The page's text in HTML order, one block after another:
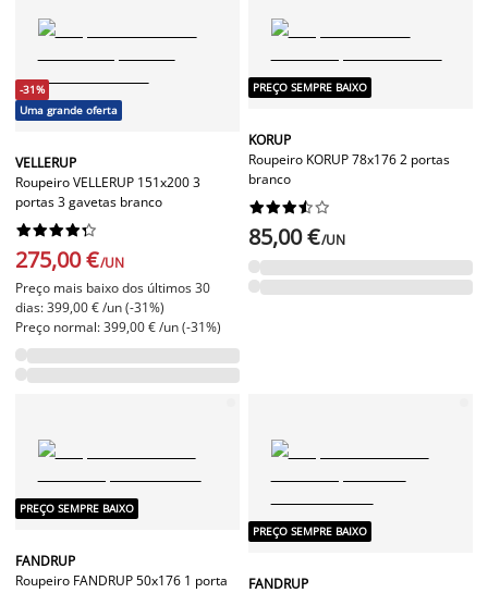
-31%
Uma grande oferta
VELLERUP
Roupeiro VELLERUP 151x200 3
portas 3 gavetas branco






275,00 €/UN
Preço mais baixo dos últimos 30
dias: 399,00 € /un (-31%)
Preço normal: 399,00 € /un (-31%)
PREÇO SEMPRE BAIXO
KORUP
Roupeiro KORUP 78x176 2 portas
branco






85,00 €/UN
PREÇO SEMPRE BAIXO
FANDRUP
Roupeiro FANDRUP 50x176 1 porta
PREÇO SEMPRE BAIXO
FANDRUP